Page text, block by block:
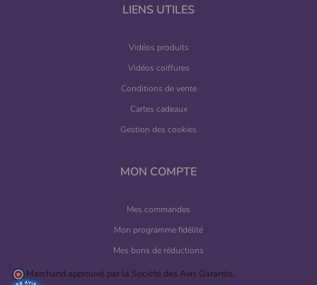
LIENS UTILES
Vidéos produits
Vidéos coiffures
Conditions de vente
Cartes cadeaux
Gestion des cookies
MON COMPTE
Mes commandes
Mon programme fidélité
Mes bons de réductions
Marchand approuvé par la Société des Avis Garantis,